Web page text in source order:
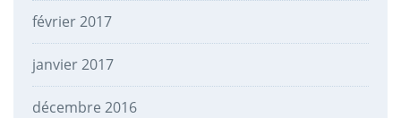
février 2017
janvier 2017
décembre 2016